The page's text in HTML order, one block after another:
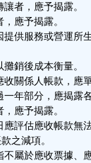
讓者，應予揭露。
，應予揭露。
提供服務或營運所
攤銷後成本衡量。
收關係人帳款，應
一年部分，應揭露
，應予揭露。
應評估應收帳款
之減項。
不屬於應收票據、